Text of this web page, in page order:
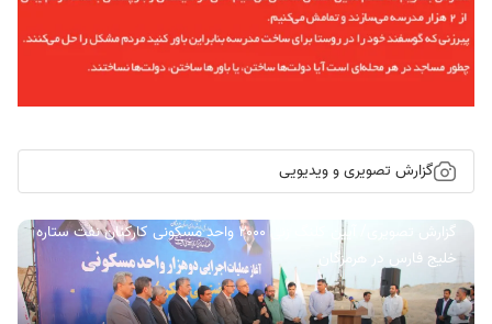
گزارش تصویری و ویدیویی
گزارش تصویری/ آیین کلنگ زنی ۲۰۰۰ واحد مسکونی کارکنان نفت ستاره
خلیج فارس در هرمزگان